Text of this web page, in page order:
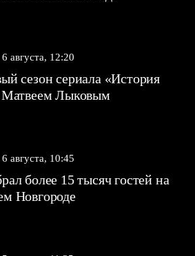
6 августа, 12:20
сезон сериала «История
Матвеем Лыковым
6 августа, 10:45
более 15 тысяч гостей на
Новгороде